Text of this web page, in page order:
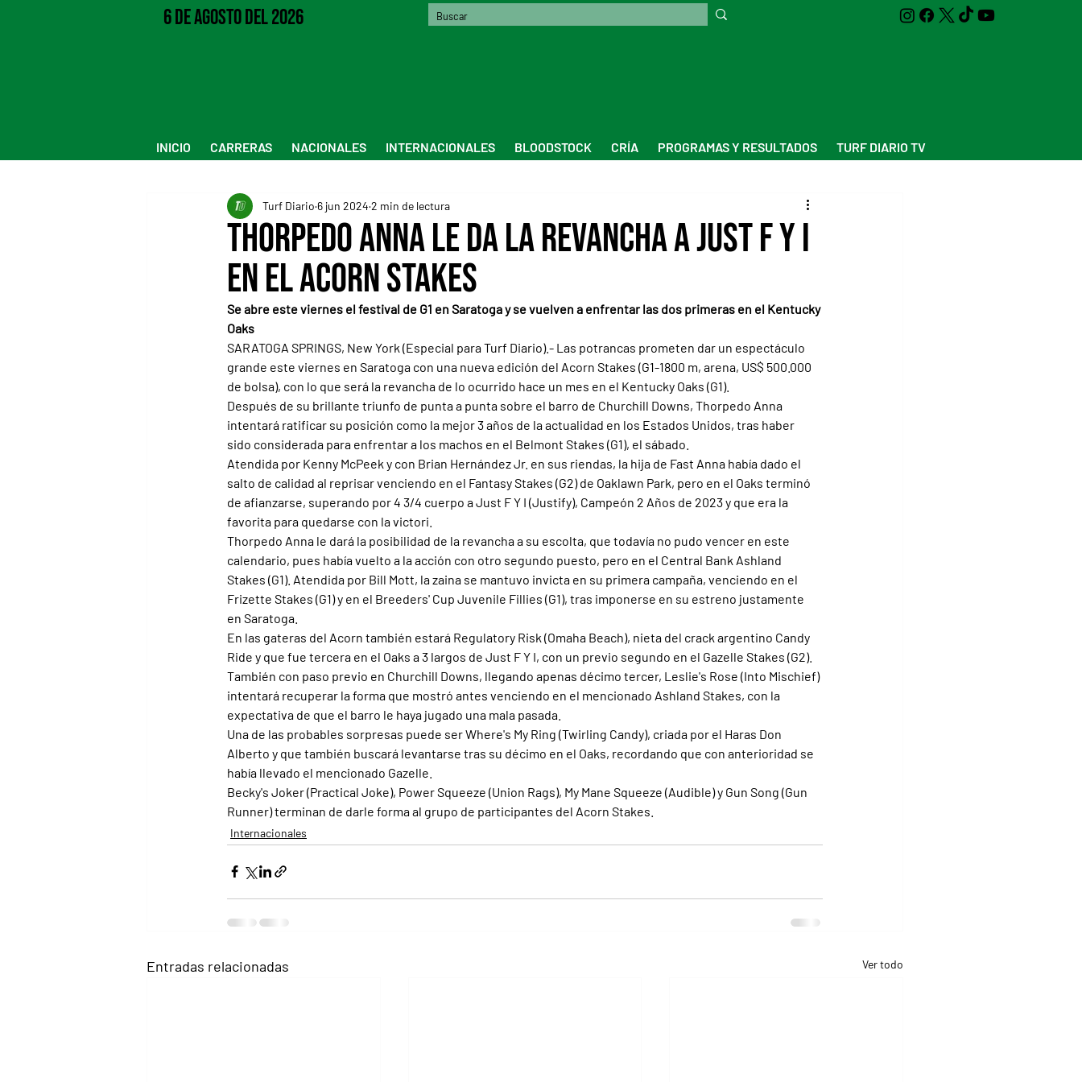
6 de Agosto del 2026
INICIO CARRERAS NACIONALES INTERNACIONALES BLOODSTOCK CRÍA PROGRAMAS Y RESULTADOS TURF DIARIO TV
Thorpedo Anna le da la revancha a Just F Y I
en el Acorn Stakes
Turf Diario 6 jun 2024 2 min de lectura
Se abre este viernes el festival de G1 en Saratoga y se vuelven a enfrentar las dos primeras en el Kentucky
Oaks
SARATOGA SPRINGS, New York (Especial para Turf Diario).- Las potrancas prometen dar un espectáculo
grande este viernes en Saratoga con una nueva edición del Acorn Stakes (G1-1800 m, arena, US$ 500.000
de bolsa), con lo que será la revancha de lo ocurrido hace un mes en el Kentucky Oaks (G1).
Después de su brillante triunfo de punta a punta sobre el barro de Churchill Downs, Thorpedo Anna
intentará ratificar su posición como la mejor 3 años de la actualidad en los Estados Unidos, tras haber
sido considerada para enfrentar a los machos en el Belmont Stakes (G1), el sábado.
Atendida por Kenny McPeek y con Brian Hernández Jr. en sus riendas, la hija de Fast Anna había dado el
salto de calidad al reprisar venciendo en el Fantasy Stakes (G2) de Oaklawn Park, pero en el Oaks terminó
de afianzarse, superando por 4 3/4 cuerpo a Just F Y I (Justify), Campeón 2 Años de 2023 y que era la
favorita para quedarse con la victori.
Thorpedo Anna le dará la posibilidad de la revancha a su escolta, que todavía no pudo vencer en este
calendario, pues había vuelto a la acción con otro segundo puesto, pero en el Central Bank Ashland
Stakes (G1). Atendida por Bill Mott, la zaina se mantuvo invicta en su primera campaña, venciendo en el
Frizette Stakes (G1) y en el Breeders' Cup Juvenile Fillies (G1), tras imponerse en su estreno justamente
en Saratoga.
En las gateras del Acorn también estará Regulatory Risk (Omaha Beach), nieta del crack argentino Candy
Ride y que fue tercera en el Oaks a 3 largos de Just F Y I, con un previo segundo en el Gazelle Stakes (G2).
También con paso previo en Churchill Downs, llegando apenas décimo tercer, Leslie's Rose (Into Mischief)
intentará recuperar la forma que mostró antes venciendo en el mencionado Ashland Stakes, con la
expectativa de que el barro le haya jugado una mala pasada.
Una de las probables sorpresas puede ser Where's My Ring (Twirling Candy), criada por el Haras Don
Alberto y que también buscará levantarse tras su décimo en el Oaks, recordando que con anterioridad se
había llevado el mencionado Gazelle.
Becky's Joker (Practical Joke), Power Squeeze (Union Rags), My Mane Squeeze (Audible) y Gun Song (Gun
Runner) terminan de darle forma al grupo de participantes del Acorn Stakes.
Internacionales
Entradas relacionadas Ver todo